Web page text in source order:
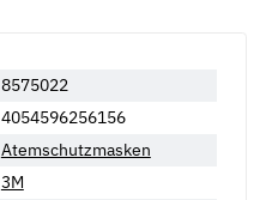
8575022
4054596256156
Atemschutzmasken
3M